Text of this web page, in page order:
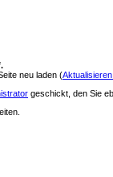
neu laden (
geschickt, den Sie